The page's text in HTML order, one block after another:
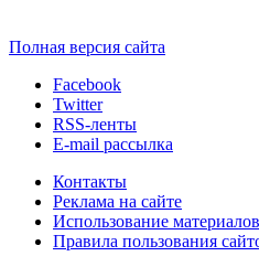
Полная версия сайта
Facebook
Twitter
RSS-ленты
E-mail рассылка
Контакты
Реклама на сайте
Использование
Правила пользования